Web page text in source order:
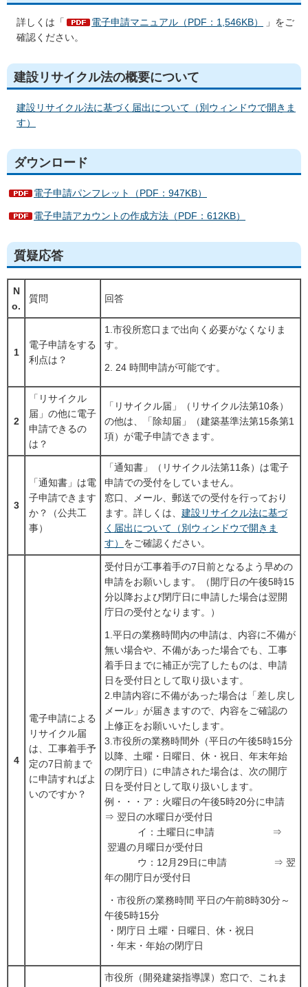
詳しくは「 電子申請マニュアル（PDF：1,546KB）
」をご
確認ください。
建設リサイクル法の概要について
建設リサイクル法に基づく届出について（別ウィンドウで開きま
す）
ダウンロード
電子申請パンフレット（PDF：947KB）
電子申請アカウントの作成方法（PDF：612KB）
質疑応答
N
o.
質問 回答
1
電子申請をする
利点は？
1.市役所窓口まで出向く必要がなくなりま
す。
2. 24 時間申請が可能です。
2
「リサイクル
届」の他に電子
申請できるの
は？
「リサイクル届」（リサイクル法第10条）
の他は、「除却届」（建築基準法第15条第1
項）が電子申請できます。
3
「通知書」は電
子申請できます
か？（公共工
事）
「通知書」（リサイクル法第11条）は電子
申請での受付をしていません。
窓口、メール、郵送での受付を行っており
ます。詳しくは、 建設リサイクル法に基づ
く届出について（別ウィンドウで開きま
す） をご確認ください。
4
電子申請による
リサイクル届
は、工事着手予
定の7日前まで
に申請すればよ
いのですか？
受付日が工事着手の7日前となるよう早めの
申請をお願いします。（開庁日の午後5時15
分以降および閉庁日に申請した場合は翌開
庁日の受付となります。）
1.平日の業務時間内の申請は、内容に不備が
無い場合や、不備があった場合でも、工事
着手日までに補正が完了したものは、申請
日を受付日として取り扱います。
2.申請内容に不備があった場合は「差し戻し
メール」が届きますので、内容をご確認の
上修正をお願いいたします。
3.市役所の業務時間外（平日の午後5時15分
以降、土曜・日曜日、休・祝日、年末年始
の閉庁日）に申請された場合は、次の開庁
日を受付日として取り扱いします。
例・・・ア：火曜日の午後5時20分に申請
⇒ 翌日の水曜日が受付日
イ：土曜日に申請 ⇒
翌週の月曜日が受付日
ウ：12月29日に申請 ⇒ 翌
年の開庁日が受付日
・市役所の業務時間 平日の午前8時30分～
午後5時15分
・閉庁日 土曜・日曜日、休・祝日
・年末・年始の閉庁日
市役所（開発建築指導課）窓口で、これま